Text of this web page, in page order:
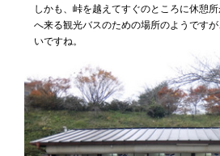
しかも、峠を越えてすぐのところに休憩
へ来る観光バスのための場所のようです
いですね。